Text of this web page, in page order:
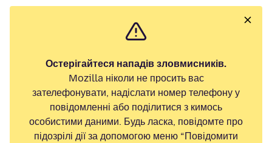
Остерігайтеся нападів зловмисників.
Mozilla ніколи не просить вас
зателефонувати, надіслати номер телефону у
повідомленні або поділитися з кимось
особистими даними. Будь ласка, повідомте про
підозрілі дії за допомогою меню “Повідомити